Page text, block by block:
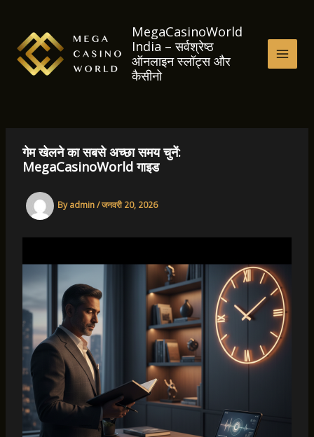
content
MegaCasinoWorld
India – सर्वश्रेष्ठ
ऑनलाइन स्लॉट्स और
कैसीनो
गेम खेलने का सबसे अच्छा समय चुनें:
MegaCasinoWorld गाइड
Byadmin/जनवरी 20, 2026